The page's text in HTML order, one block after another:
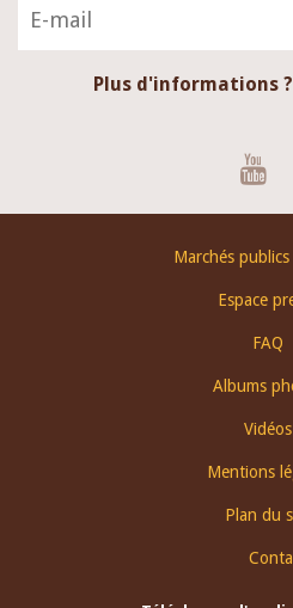
Plus d'informations ?
Marchés
Espace
FAQ
Albums
Vidéos
Mentions
Plan du